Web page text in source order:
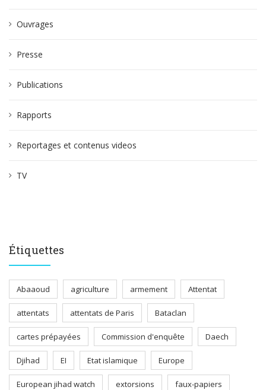
Ouvrages
Presse
Publications
Rapports
Reportages et contenus videos
TV
Étiquettes
Abaaoud agriculture armement Attentat
attentats attentats de Paris Bataclan
cartes prépayées Commission d'enquête Daech
Djihad EI Etat islamique Europe
European jihad watch extorsions faux-papiers